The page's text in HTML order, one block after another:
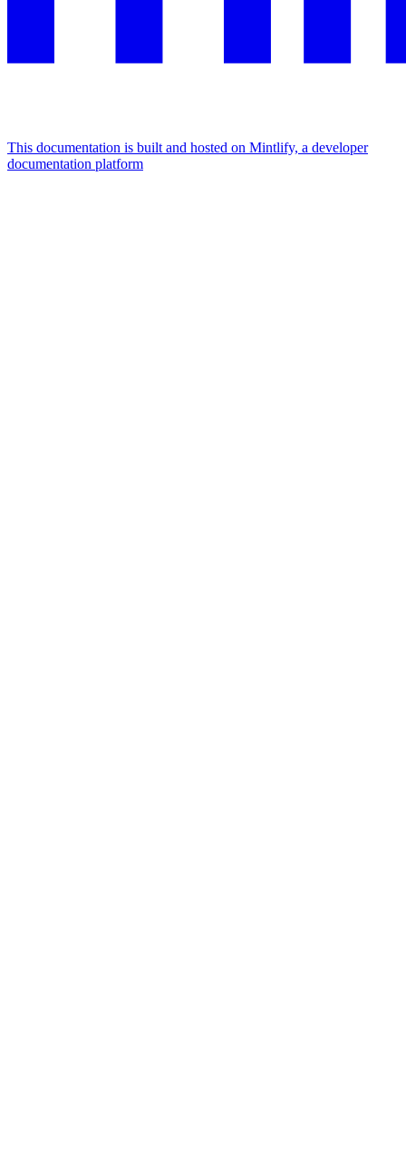
This documentation is built and hosted on Mintlify, a developer
documentation platform